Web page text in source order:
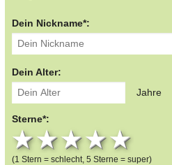
Dein Nickname*:
Dein Alter:
Jahre
Sterne*:
4 stars
3 stars
2 stars
1 star
(1 Stern = schlecht, 5 Sterne = super)